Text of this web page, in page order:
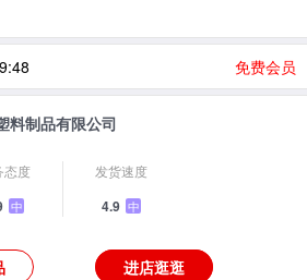
免费会员
料制品有限公司
态度
中
发货速度
4.9 中
进店逛逛